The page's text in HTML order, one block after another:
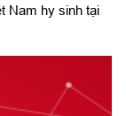
Nam hy sinh tại